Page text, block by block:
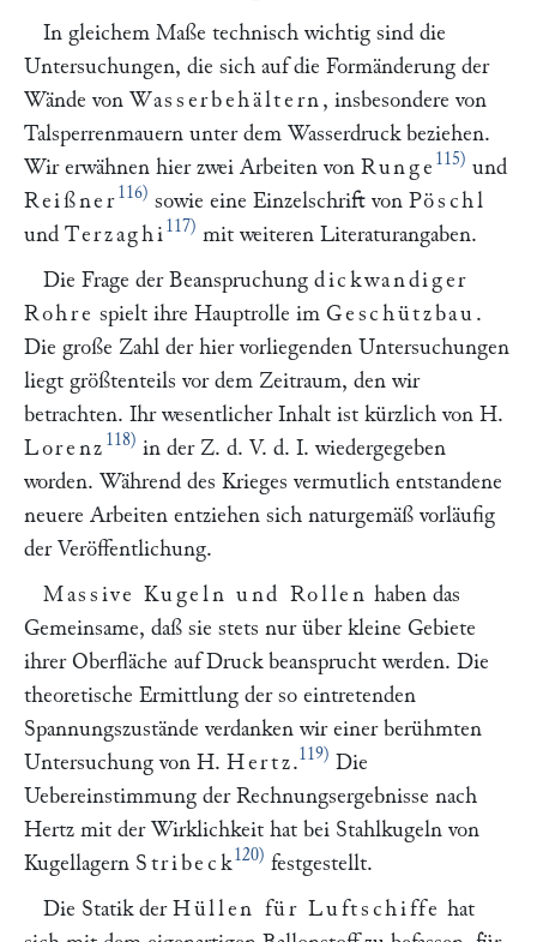
In gleichem Maße technisch wichtig sind die
Untersuchungen, die sich auf die Formänderung der
Wände von Wasserbehältern , insbesondere von
Talsperrenmauern unter dem Wasserdruck beziehen.
Wir erwähnen hier zwei Arbeiten von Runge 115) und
Reißner 116) sowie eine Einzelschrift von Pöschl
und Terzaghi 117) mit weiteren Literaturangaben.
Die Frage der Beanspruchung dickwandiger
Rohre spielt ihre Hauptrolle imGeschützbau .
Die große Zahl der hier vorliegenden Untersuchungen
liegt größtenteils vor dem Zeitraum, den wir
betrachten. Ihr wesentlicher Inhalt ist kürzlich von H.
Lorenz 118) in der Z. d. V. d. I. wiedergegeben
worden. Während des Krieges vermutlich entstandene
neuere Arbeiten entziehen sich naturgemäß vorläufig
der Veröffentlichung.
Massive Kugeln und Rollen haben das
Gemeinsame, daß sie stets nur über kleine Gebiete
ihrer Oberfläche auf Druck beansprucht werden. Die
theoretische Ermittlung der so eintretenden
Spannungszustände verdanken wir einer berühmten
Untersuchung von H. Hertz.119) Die
Uebereinstimmung der Rechnungsergebnisse nach
Hertz mit der Wirklichkeit hat bei Stahlkugeln von
Kugellagern Stribeck 120) festgestellt.
Die Statik der Hüllen für Luftschiffe hat